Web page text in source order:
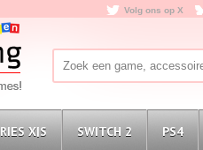
Volg ons op X
X|S SWITCH 2 PS4